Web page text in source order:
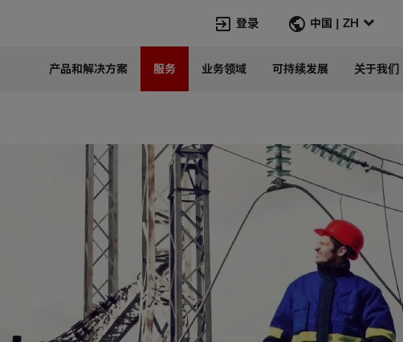
登录 中国 | ZH
在华业务
新闻中心
产品和系统
热招职位
联系我们
产品和解决方案 服务 业务领域 可持续发展 关于我们